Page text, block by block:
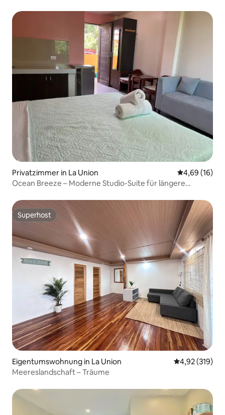
Privatzimmer in La Union
4,69 (16)
Ocean Breeze – Moderne Studio-Suite für längere
Superhost
Superhost
Eigentumswohnung in La Union
4,92 (319)
Meereslandschaft – Träume